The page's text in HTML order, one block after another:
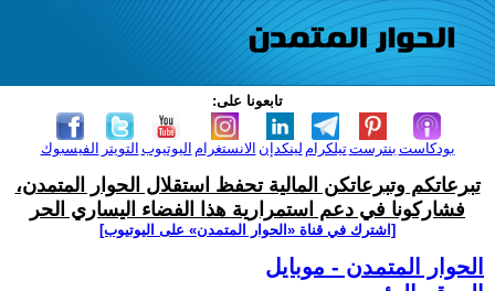
تابعونا على:
الفيسبوك التويتر اليوتيوب الانستغرام لينكدإن تيلكرامبنترست بودكاست
تبرعاتكم وتبرعاتكن المالية تحفظ استقلال الحوار المتمدن،
فشاركونا في دعم استمرارية هذا الفضاء اليساري الحر
[اشترك في قناة ‫«الحوار المتمدن» على اليوتيوب]
الحوار المتمدن - موبايل